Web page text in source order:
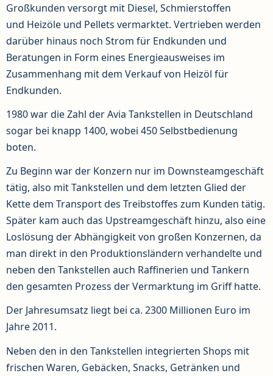
Großkunden versorgt mit Diesel, Schmierstoffen
und Heizöle und Pellets vermarktet. Vertrieben werden
darüber hinaus noch Strom für Endkunden und
Beratungen in Form eines Energieausweises im
Zusammenhang mit dem Verkauf von Heizöl für
Endkunden.
1980 war die Zahl der Avia Tankstellen in Deutschland
sogar bei knapp 1400, wobei 450 Selbstbedienung
boten.
Zu Beginn war der Konzern nur im Downsteamgeschäft
tätig, also mit Tankstellen und dem letzten Glied der
Kette dem Transport des Treibstoffes zum Kunden tätig.
Später kam auch das Upstreamgeschäft hinzu, also eine
Loslösung der Abhängigkeit von großen Konzernen, da
man direkt in den Produktionsländern verhandelte und
neben den Tankstellen auch Raffinerien und Tankern
den gesamten Prozess der Vermarktung im Griff hatte.
Der Jahresumsatz liegt bei ca. 2300 Millionen Euro im
Jahre 2011.
Neben den in den Tankstellen integrierten Shops mit
frischen Waren, Gebäcken, Snacks, Getränken und